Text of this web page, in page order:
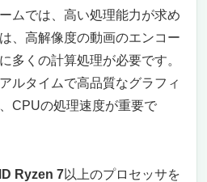
G-Tune E5 ゲーミングノート
ームの両方を極限まで快適
）
シュレート対応のWQXGAデ
SSDで快適な作業をサポ
トで柔軟な拡張性
ムでは、高い処理能力が求め
、高解像度の動画のエンコー
多くの計算処理が必要です。
ルタイムで高品質なグラフィ
CPUの処理速度が重要で
Ryzen 7以上のプロセッサを